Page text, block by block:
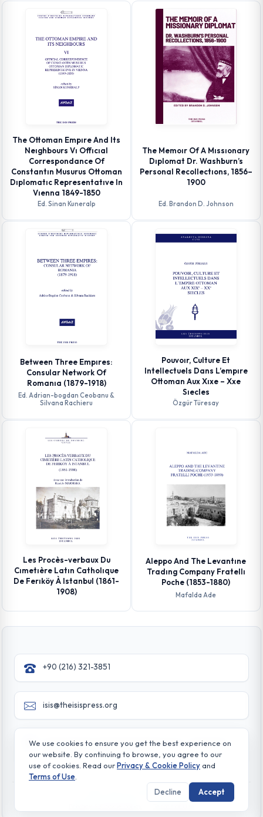
The Ottoman Empıre And Its
Neıghbours Vı Offıcıal
Correspondance Of
Constantın Musurus Ottoman
Dıplomatıc Representatıve In
Vıenna 1849-1850
Ed. Sinan Kuneralp
The Memoır Of A Mıssıonary
Dıplomat Dr. Washburn’s
Personal Recollectıons, 1856–
1900
Ed. Brandon D. Johnson
Between Three Empıres:
Consular Network Of
Romanıa (1879-1918)
Ed. Adrian-bogdan Ceobanu &
Silvana Rachieru
Pouvoır, Culture Et
Intellectuels Dans L’empıre
Ottoman Aux Xıxe – Xxe
Sıecles
Özgür Türesay
Les Procès-verbaux Du
Cımetıère Latın Catholıque
De Ferıköy À Istanbul (1861-
1908)
Aleppo And The Levantıne
Tradıng Company Fratellı
Poche (1853-1880)
Mafalda Ade
+90 (216) 321-3851
isis@theisispress.org
Yazmaci Emine Sokak No:4/a Burhaniye - Beylerbeyi
TR 34676 ISTANBUL-TURKEY
© All rights reserved. 2026 The Isis Press
We use cookies to ensure you get the best experience on
our website. By continuing to browse, you agree to our
use of cookies. Read ourPrivacy & Cookie Policyand
Terms of Use
Decline
Accept